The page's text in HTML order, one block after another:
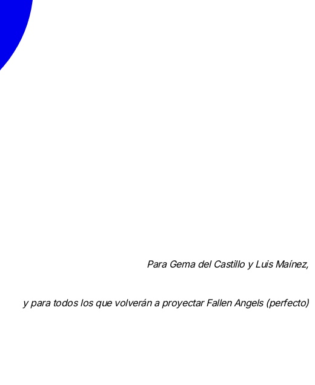
Para Gema del Castillo y Luis Maínez,
y para todos los que volverán a proyectar Fallen Angels (perfecto)